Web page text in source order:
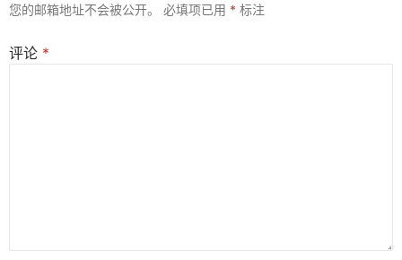
您的邮箱地址不会被公开。 必填项已用 * 标注
评论 *